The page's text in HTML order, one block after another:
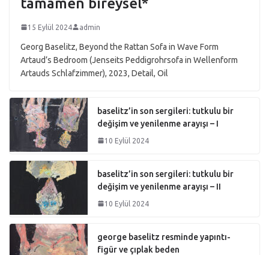
tamamen bireysel*
15 Eylül 2024 admin
Georg Baselitz, Beyond the Rattan Sofa in Wave Form
Artaud’s Bedroom (Jenseits Peddigrohrsofa in Wellenform
Artauds Schlafzimmer), 2023, Detail, Oil
baselitz’in son sergileri: tutkulu bir
değişim ve yenilenme arayışı – I
10 Eylül 2024
baselitz’in son sergileri: tutkulu bir
değişim ve yenilenme arayışı – II
10 Eylül 2024
george baselitz resminde yapıntı-
figür ve çıplak beden